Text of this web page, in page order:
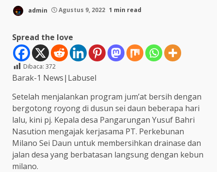
admin Agustus 9, 2022 1 min read
Spread the love
Dibaca: 372
Barak-1 News|Labusel
Setelah menjalankan program jum’at bersih dengan
bergotong royong di dusun sei daun beberapa hari
lalu, kini pj. Kepala desa Pangarungan Yusuf Bahri
Nasution mengajak kerjasama PT. Perkebunan
Milano Sei Daun untuk membersihkan drainase dan
jalan desa yang berbatasan langsung dengan kebun
milano.